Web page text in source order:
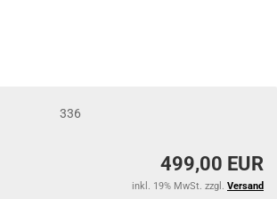
336
499,00 EUR
inkl. 19% MwSt. zzgl. Versand